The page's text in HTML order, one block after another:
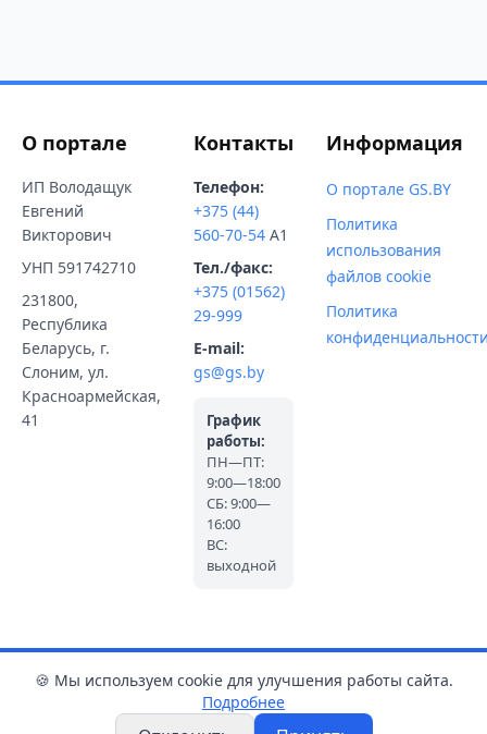
О портале
ИП Володащук
Евгений
Викторович
УНП 591742710
231800,
Республика
Беларусь, г.
Слоним, ул.
Красноармейская,
41
Контакты
Телефон:
+375 (44)
560-70-54 A1
Тел./факс:
+375 (01562)
29-999
E-mail:
gs@gs.by
График
работы:
ПН—ПТ:
9:00—18:00
СБ: 9:00—
16:00
ВС:
выходной
Информация
О портале GS.BY
Политика
использования
файлов cookie
Политика
🍪 Мы используем cookie для улучшения работы сайта.
Подробнее